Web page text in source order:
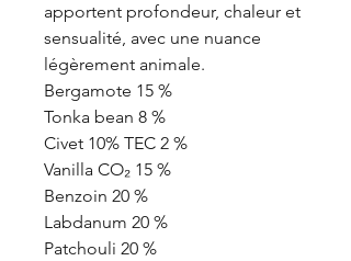
apportent profondeur, chaleur et
sensualité, avec une nuance
légèrement animale.
Bergamote 15 %
Tonka bean 8 %
Civet 10% TEC 2 %
Vanilla CO₂ 15 %
Benzoin 20 %
Labdanum 20 %
Patchouli 20 %